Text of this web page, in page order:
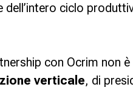
dell’intero ciclo
con Ocrim non
verticale, di